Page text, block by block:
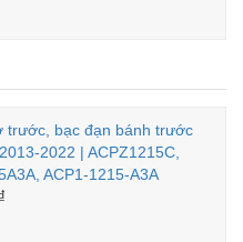
trước, bạc đạn bánh trước
2022 | ACPZ1215C,
ACP1-1215-A3A